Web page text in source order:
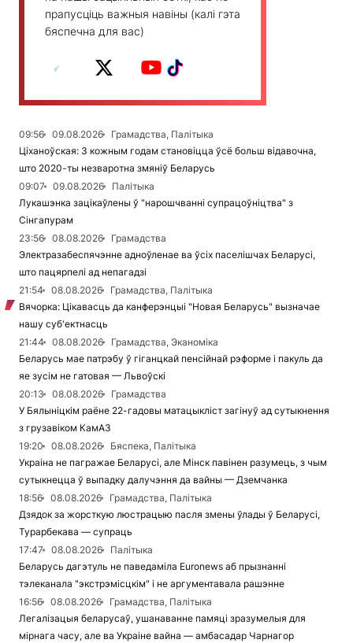
прапусціць важныя навіны (калі гэта
бяспечна для вас)
09:56 09.08.2026
Грамадства, Палітыка
Ціханоўская: З кожным годам становіцца ўсё больш відавочна,
што 2020-ты незваротна змяніў Беларусь
09:07
09.08.2026
Палітыка
Лукашэнка зацікаўлены ў "нарошчванні супрацоўніцтва" з
Сінгапурам
23:56
08.08.2026
Грамадства
Электразабеспячэнне адноўленае ва ўсіх паселішчах Беларусі,
што пацярпелі ад непагадзі
21:54
08.08.2026
Грамадства, Палітыка
Вячорка: Цікавасць да канферэнцыі "Новая Беларусь" вызначае
нашу суб'ектнасць
21:44
08.08.2026
Грамадства, Эканоміка
Беларусь мае патрэбу ў гіганцкай пенсійнай рэформе і пакуль да
яе зусім не гатовая — Львоўскі
20:13
08.08.2026
Грамадства
У Бялыніцкім раёне 22-гадовы матацыкліст загінуў ад сутыкнення
з грузавіком КамАЗ
19:20
08.08.2026
Бяспека, Палітыка
Украіна не пагражае Беларусі, але Мінск павінен разумець, з чым
сутыкнецца ў выпадку далучэння да вайны — Дземчанка
18:56
08.08.2026
Грамадства, Палітыка
Дзядок за жорсткую люстрацыю пасля змены ўлады ў Беларусі,
Турарбекава — супраць
17:47
08.08.2026
Палітыка
Беларусь дагэтуль не паведаміла Euronews аб прызнанні
тэлеканала "экстрэмісцкім" і не аргументавала рашэнне
16:56
08.08.2026
Грамадства, Палітыка
Легалізацыя беларусаў, ушанаванне памяці зразумелыя для
мірнага часу, але ва Украіне вайна — амбасадар Чарнагор